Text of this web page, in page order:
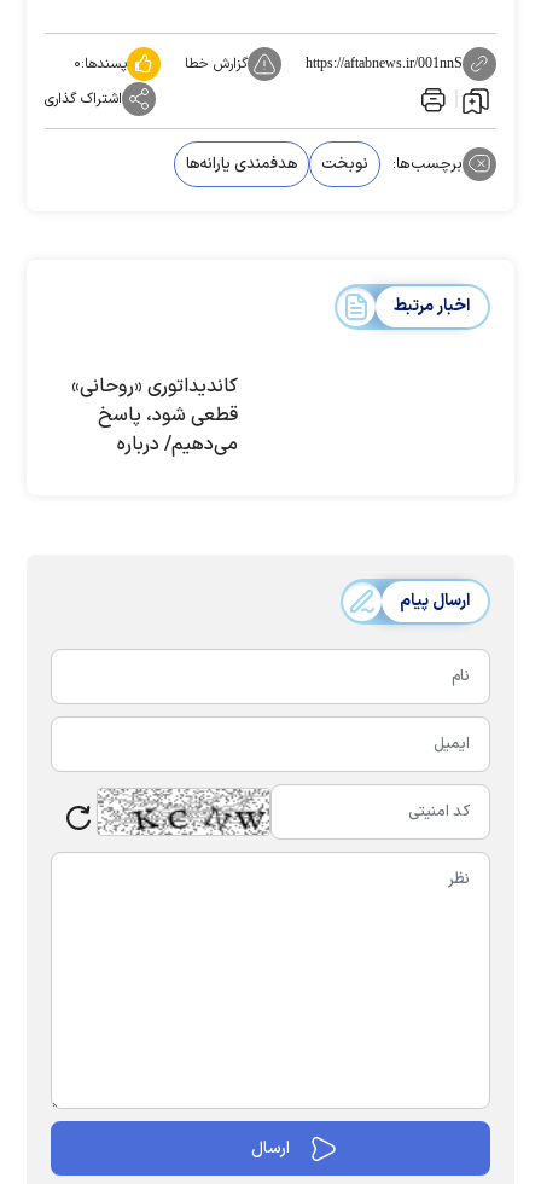
https://aftabnews.ir/001nnS گزارش خطا پسندها:۰
اشتراک گذاری
برچسب‌ها: نوبخت هدفمندی یارانه‌ها
اخبار مرتبط
کاندیداتوری «روحانی»
قطعی شود، پاسخ
می‌دهیم/ درباره
ارسال پیام